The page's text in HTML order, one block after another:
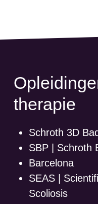
therapie
Schroth 3D
SBP | Schroth
Barcelona
SEAS |
Scoliosis